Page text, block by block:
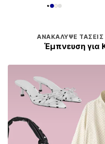
ΑΝΑΚΆΛΥΨΕ ΤΆΣΕΙΣ
Έμπνευση για